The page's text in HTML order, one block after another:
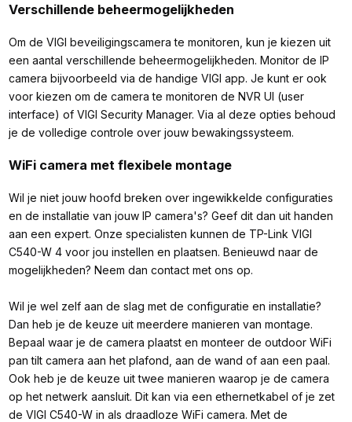
Verschillende beheermogelijkheden
Om de VIGI beveiligingscamera te monitoren, kun je kiezen uit
een aantal verschillende beheermogelijkheden. Monitor de IP
camera bijvoorbeeld via de handige VIGI app. Je kunt er ook
voor kiezen om de camera te monitoren de NVR UI (user
interface) of VIGI Security Manager. Via al deze opties behoud
je de volledige controle over jouw bewakingssysteem.
WiFi camera met flexibele montage
Wil je niet jouw hoofd breken over ingewikkelde configuraties
en de installatie van jouw IP camera's? Geef dit dan uit handen
aan een expert. Onze specialisten kunnen de TP-Link VIGI
C540-W 4 voor jou instellen en plaatsen. Benieuwd naar de
mogelijkheden? Neem dan contact met ons op.
Wil je wel zelf aan de slag met de configuratie en installatie?
Dan heb je de keuze uit meerdere manieren van montage.
Bepaal waar je de camera plaatst en monteer de outdoor WiFi
pan tilt camera aan het plafond, aan de wand of aan een paal.
Ook heb je de keuze uit twee manieren waarop je de camera
op het netwerk aansluit. Dit kan via een ethernetkabel of je zet
de VIGI C540-W in als draadloze WiFi camera. Met de